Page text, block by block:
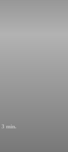
3 min.